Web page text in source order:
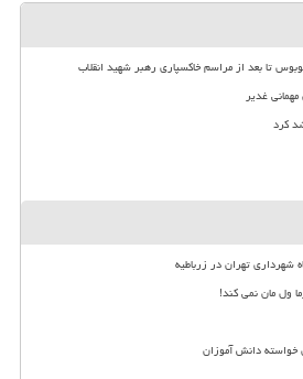
تا بعد از مراسم خاکسپاری رهبر شهید انقلاب
غدیر
شهرداری تهران در زرباطیه
ول مان نمی کند!
دانش آموزان